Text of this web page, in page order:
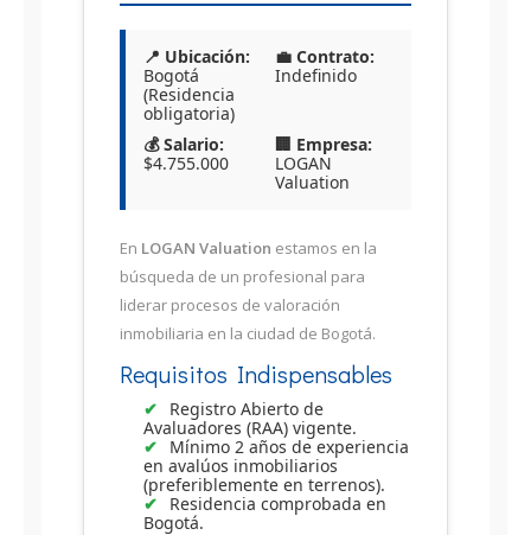
📍 Ubicación:
Bogotá
(Residencia
obligatoria)
💼 Contrato:
Indefinido
💰 Salario:
$4.755.000
🏢 Empresa:
LOGAN
Valuation
En LOGAN Valuation estamos en la
búsqueda de un profesional para
liderar procesos de valoración
inmobiliaria en la ciudad de Bogotá.
Requisitos Indispensables
Registro Abierto de
Avaluadores (RAA) vigente.
Mínimo 2 años de experiencia
en avalúos inmobiliarios
(preferiblemente en terrenos).
Residencia comprobada en
Bogotá.